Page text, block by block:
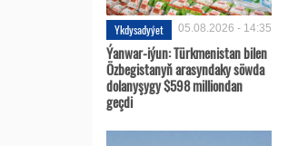
Ykdysadyýet 05.08.2026 - 14:35
Ýanwar-iýun: Türkmenistan bilen
Özbegistanyň arasyndaky söwda
dolanyşygy $598 milliondan
geçdi